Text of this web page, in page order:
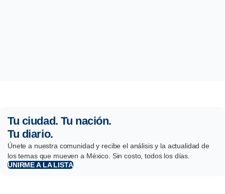
Tu ciudad. Tu nación.
Tu diario.
Únete a nuestra comunidad y recibe el análisis y la actualidad de
los temas que mueven a México. Sin costo, todos los días.
UNIRME A LA LISTA